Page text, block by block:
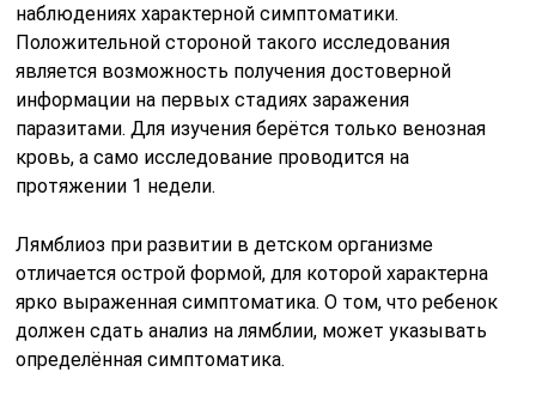
наблюдениях характерной симптоматики.
Положительной стороной такого исследования
является возможность получения достоверной
информации на первых стадиях заражения
паразитами. Для изучения берётся только венозная
кровь, а само исследование проводится на
протяжении 1 недели.
Лямблиоз при развитии в детском организме
отличается острой формой, для которой характерна
ярко выраженная симптоматика. О том, что ребенок
должен сдать анализ на лямблии, может указывать
определённая симптоматика.